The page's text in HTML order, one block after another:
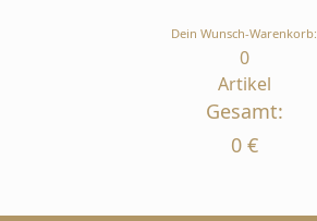
Dein Wunsch-Warenkorb:
0
Artikel
Gesamt:
0 €